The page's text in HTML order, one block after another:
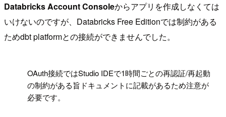
Databricks Account Consoleからアプリを作成しなくては
いけないのですが、Databricks Free Editionでは制約がある
ためdbt platformとの接続ができませんでした。
OAuth接続ではStudio IDEで1時間ごとの再認証/再起動
の制約がある旨ドキュメントに記載があるため注意が
必要です。